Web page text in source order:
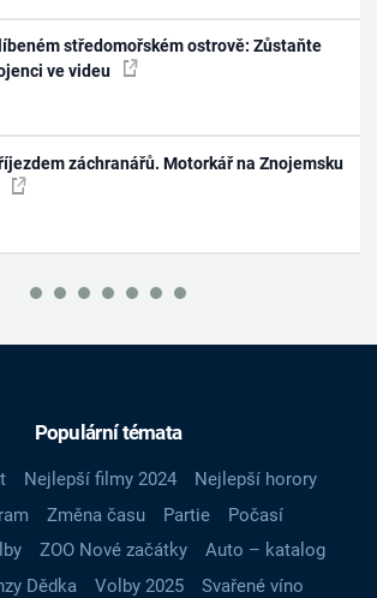
středomořském ostrově: Zůstaňte
ve videu
záchranářů. Motorkář na Znojemsku
Populární témata
Nejlepší filmy 2024
Nejlepší horory
Změna času Partie
Počasí
ZOO Nové začátky
Auto – katalog
Dědka
Volby 2025
Svařené víno